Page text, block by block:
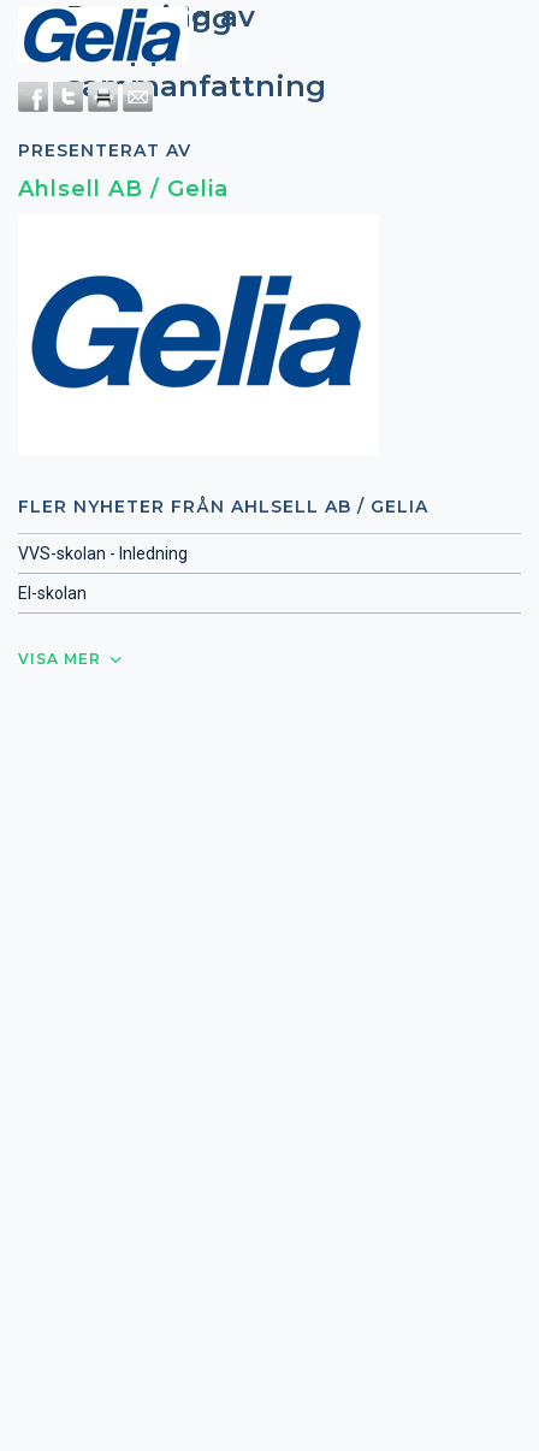
Rensning av
avlopp
Avslutning
och
sammanfattning
PRESENTERAT AV
Ahlsell AB / Gelia
FLER NYHETER FRÅN AHLSELL AB / GELIA
VVS-skolan - Inledning
El-skolan
VISA MER